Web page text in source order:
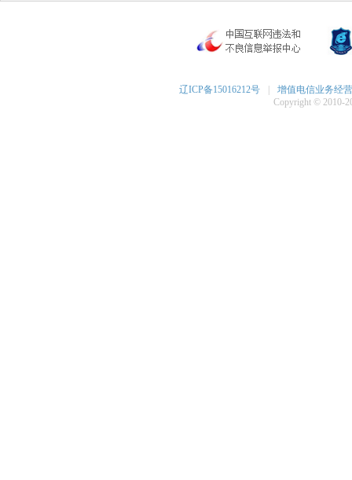
辽ICP备15016212号
增值电信业务经
Copyright © 2010-